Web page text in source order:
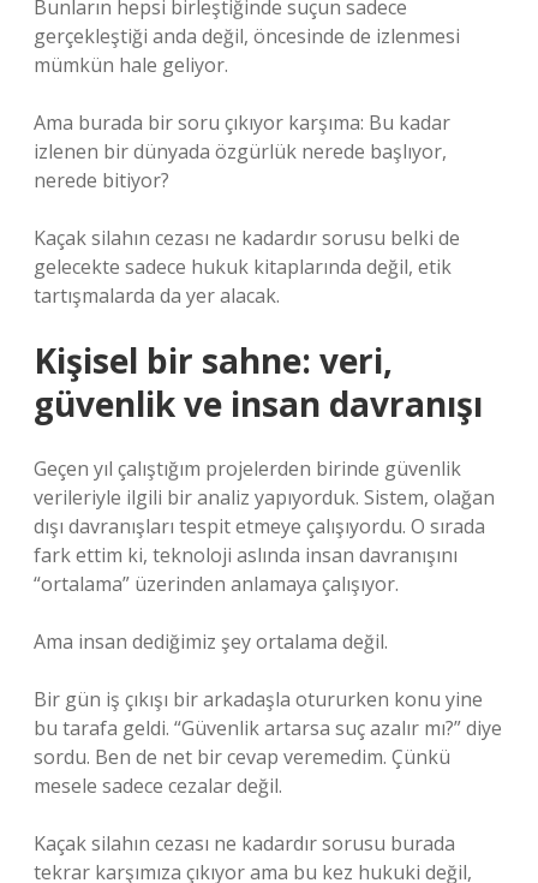
Bunların hepsi birleştiğinde suçun sadece
gerçekleştiği anda değil, öncesinde de izlenmesi
mümkün hale geliyor.
Ama burada bir soru çıkıyor karşıma: Bu kadar
izlenen bir dünyada özgürlük nerede başlıyor,
nerede bitiyor?
Kaçak silahın cezası ne kadardır sorusu belki de
gelecekte sadece hukuk kitaplarında değil, etik
tartışmalarda da yer alacak.
Kişisel bir sahne: veri,
güvenlik ve insan davranışı
Geçen yıl çalıştığım projelerden birinde güvenlik
verileriyle ilgili bir analiz yapıyorduk. Sistem, olağan
dışı davranışları tespit etmeye çalışıyordu. O sırada
fark ettim ki, teknoloji aslında insan davranışını
“ortalama” üzerinden anlamaya çalışıyor.
Ama insan dediğimiz şey ortalama değil.
Bir gün iş çıkışı bir arkadaşla otururken konu yine
bu tarafa geldi. “Güvenlik artarsa suç azalır mı?” diye
sordu. Ben de net bir cevap veremedim. Çünkü
mesele sadece cezalar değil.
Kaçak silahın cezası ne kadardır sorusu burada
tekrar karşımıza çıkıyor ama bu kez hukuki değil,